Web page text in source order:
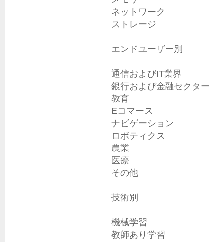
ネットワーク
ストレージ
エンドユーザー別
通信およびIT業界
銀行および金融セクター
教育
Eコマース
ナビゲーション
ロボティクス
農業
医療
その他
技術別
機械学習
教師あり学習